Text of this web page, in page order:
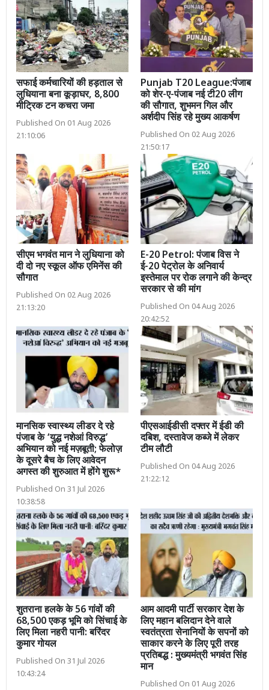
सफाई कर्मचारियों की हड़ताल से
लुधियाना बना कूड़ाघर, 8,800
मीट्रिक टन कचरा जमा
Published On 01 Aug 2026
21:10:06
Punjab T20 League:पंजाब
को शेर-ए-पंजाब नई टी20 लीग
की सौगात, शुभमन गिल और
अर्शदीप सिंह रहे मुख्य आकर्षण
Published On 02 Aug 2026
21:50:17
सीएम भगवंत मान ने लुधियाना को
दी दो नए स्कूल ऑफ एमिनेंस की
सौगात
Published On 02 Aug 2026
21:13:20
E-20 Petrol: पंजाब विस ने
ई-20 पेट्रोल के अनिवार्य
इस्तेमाल पर रोक लगाने की केन्द्र
सरकार से की मांग
Published On 04 Aug 2026
20:42:52
मानसिक स्वास्थ्य लीडर दे रहे
पंजाब के ‘युद्ध नशेआं विरुद्ध’
अभियान को नई मज़बूती; फेलोज़
के दूसरे बैच के लिए आवेदन
अगस्त की शुरुआत में होंगे शुरू*
Published On 31 Jul 2026
10:38:58
पीएसआईडीसी दफ्तर में ईडी की
दबिश, दस्तावेज कब्जे में लेकर
टीम लौटी
Published On 04 Aug 2026
21:22:12
शुतराना हलके के 56 गांवों की
68,500 एकड़ भूमि को सिंचाई के
लिए मिला नहरी पानी: बरिंदर
कुमार गोयल
Published On 31 Jul 2026
10:43:24
आम आदमी पार्टी सरकार देश के
लिए महान बलिदान देने वाले
स्वतंत्रता सेनानियों के सपनों को
साकार करने के लिए पूरी तरह
प्रतिबद्ध : मुख्यमंत्री भगवंत सिंह
मान
Published On 01 Aug 2026